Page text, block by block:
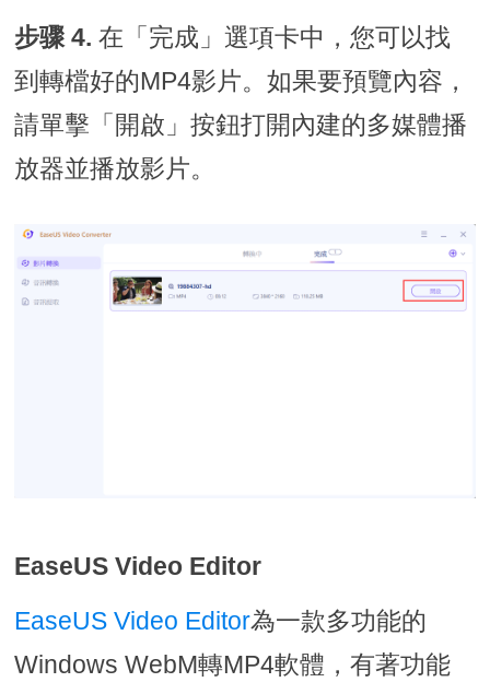
步骤 4. 在「完成」選項卡中，您可以找
到轉檔好的MP4影片。如果要預覽內容，
請單擊「開啟」按鈕打開內建的多媒體播
放器並播放影片。
EaseUS Video Editor
EaseUS Video Editor為一款多功能的
Windows WebM轉MP4軟體，有著功能